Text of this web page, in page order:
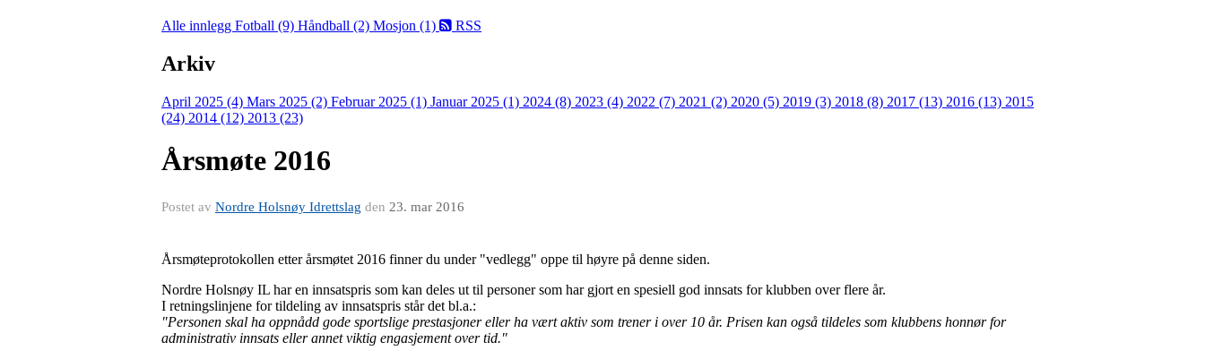
Alle innlegg Fotball (9) Håndball (2) Mosjon (1) RSS
Arkiv
April 2025 (4) Mars 2025 (2) Februar 2025 (1) Januar 2025 (1) 2024 (8) 2023 (4) 2022 (7) 2021 (2) 2020 (5) 2019 (3) 2018 (8) 2017 (13) 2016 (13) 2015
(24) 2014 (12) 2013 (23)
Årsmøte 2016
Postet av Nordre Holsnøy Idrettslag den 23. mar 2016
Årsmøteprotokollen etter årsmøtet 2016 finner du under "vedlegg" oppe til høyre på denne siden.
Nordre Holsnøy IL har en innsatspris som kan deles ut til personer som har gjort en spesiell god innsats for klubben over flere år.
I retningslinjene for tildeling av innsatspris står det bl.a.:
"Personen skal ha oppnådd gode sportslige prestasjoner eller ha vært aktiv som trener i over 10 år. Prisen kan også tildeles som klubbens honnør for
administrativ innsats eller annet viktig engasjement over tid."